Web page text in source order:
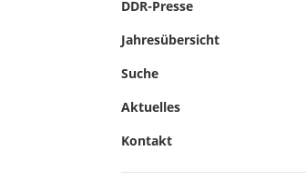
DDR-Presse
Jahresübersicht
Suche
Aktuelles
Kontakt